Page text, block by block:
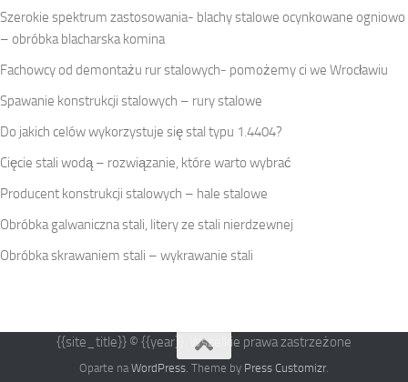
Szerokie spektrum zastosowania- blachy stalowe ocynkowane ogniowo
– obróbka blacharska komina
Fachowcy od demontażu rur stalowych- pomożemy ci we Wrocławiu
Spawanie konstrukcji stalowych – rury stalowe
Do jakich celów wykorzystuje się stal typu 1.4404?
Cięcie stali wodą – rozwiązanie, które warto wybrać
Producent konstrukcji stalowych – hale stalowe
Obróbka galwaniczna stali, litery ze stali nierdzewnej
Obróbka skrawaniem stali – wykrawanie stali
{{site_title}} © {{year}}. Wszelkie prawa zastrzeżone
Oparte na WordPress . Theme by Press Customizr.